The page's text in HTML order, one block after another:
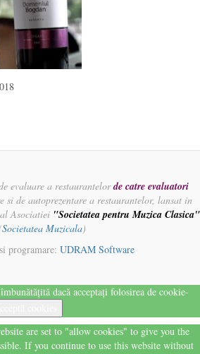
evaluare a restaurantelorde catre evaluatori
si de autoprezentare a restaurantelor, lansat in
Asociatiei "Societatea pentru Muzica Clasica"
Societatea Muzicala)
programare: UDRAM Software
dacă acceptați folosirea de cookie-
are set to "allow cookies" to give you the
If you continue to use this website without